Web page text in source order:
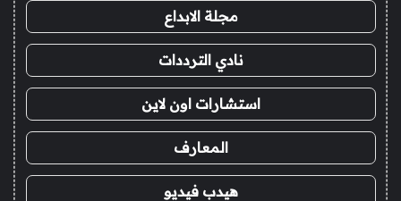
مجلة الابداع
نادي الترددات
استشارات اون لاين
المعارف
هيدب فيديو